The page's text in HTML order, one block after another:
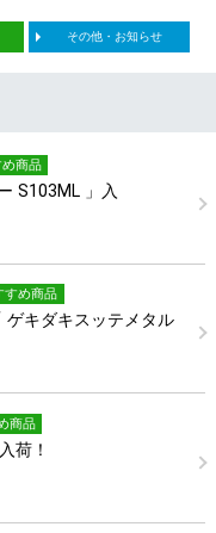
その他・お知らせ
商品
S103ML 」入
すめ商品
ゲキダキスッテメタル
商品
荷！